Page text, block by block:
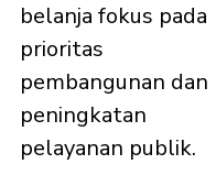
belanja fokus pada
prioritas
pembangunan dan
peningkatan
pelayanan publik.